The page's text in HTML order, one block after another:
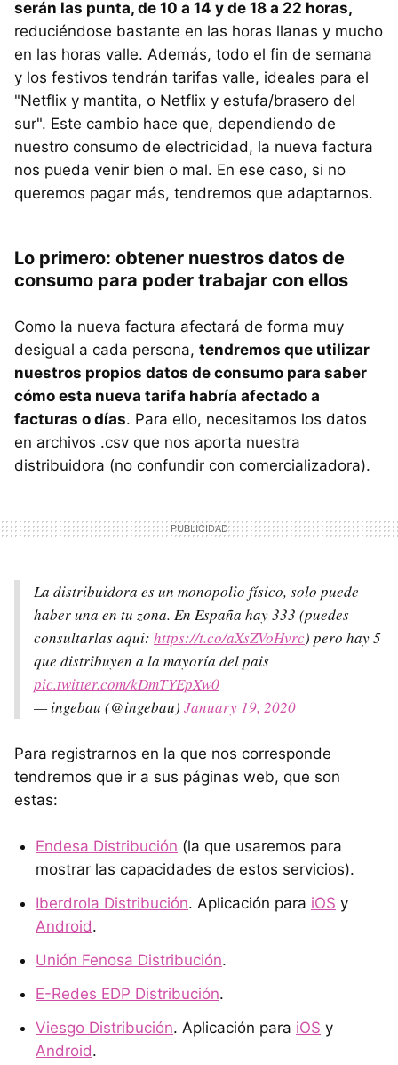
serán las punta, de 10 a 14 y de 18 a 22 horas,
reduciéndose bastante en las horas llanas y mucho
en las horas valle. Además, todo el fin de semana
y los festivos tendrán tarifas valle, ideales para el
"Netflix y mantita, o Netflix y estufa/brasero del
sur". Este cambio hace que, dependiendo de
nuestro consumo de electricidad, la nueva factura
nos pueda venir bien o mal. En ese caso, si no
queremos pagar más, tendremos que adaptarnos.
Lo primero: obtener nuestros datos de
consumo para poder trabajar con ellos
Como la nueva factura afectará de forma muy
desigual a cada persona, tendremos que utilizar
nuestros propios datos de consumo para saber
cómo esta nueva tarifa habría afectado a
facturas o días. Para ello, necesitamos los datos
en archivos .csv que nos aporta nuestra
distribuidora (no confundir con comercializadora).
La distribuidora es un monopolio físico, solo puede
haber una en tu zona. En España hay 333 (puedes
consultarlas aqui: https://t.co/aXsZVoHvrc) pero hay 5
que distribuyen a la mayoría del pais
pic.twitter.com/kDmTYEpXw0
— ingebau (@ingebau) January 19, 2020
Para registrarnos en la que nos corresponde
tendremos que ir a sus páginas web, que son
estas:
Endesa Distribución (la que usaremos para
mostrar las capacidades de estos servicios).
Iberdrola Distribución. Aplicación para iOS y
Android.
Unión Fenosa Distribución.
E-Redes EDP Distribución.
Viesgo Distribución. Aplicación para iOS y
Android.